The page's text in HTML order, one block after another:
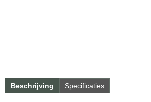
Beschrijving Specificaties